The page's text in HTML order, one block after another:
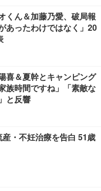
くん＆加藤乃愛、破局報
あったわけではなく」20
喜＆夏幹とキャンピング
族時間ですね」「素敵な
と反響
・不妊治療を告白 51歳